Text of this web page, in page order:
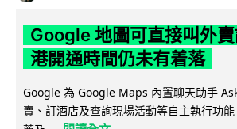
Google 地圖可直接叫外
港開通時間仍未有着落
Google 為 Google Maps 內置聊天助手
賣、訂酒店及查詢現場活動等自主執行功